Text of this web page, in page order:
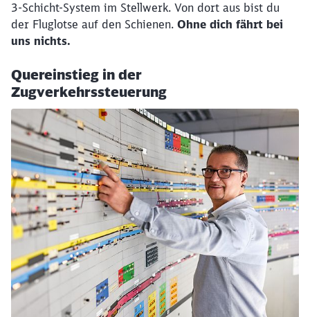
3-Schicht-System im Stellwerk. Von dort aus bist du
der Fluglotse auf den Schienen. Ohne dich fährt bei
uns nichts.
Quereinstieg in der
Zugverkehrssteuerung